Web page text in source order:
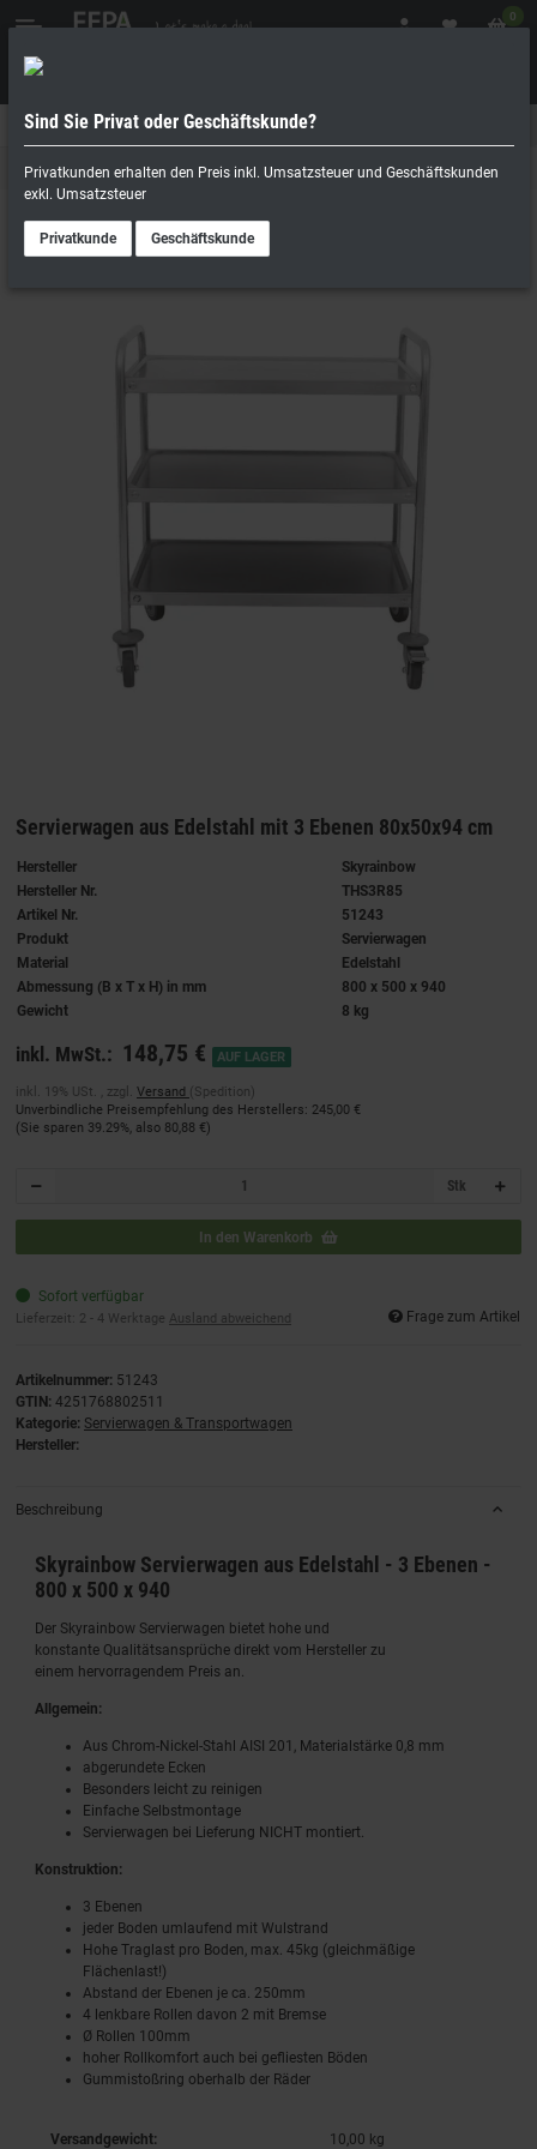
0
Geschäftskunde
Servierwagen & Transportwagen
Servierwagen aus Edelstahl mit 3 Ebenen 80x50x94 cm
Hersteller
Skyrainbow
Hersteller Nr.
THS3R85
Artikel Nr.
51243
Produkt
Servierwagen
Material
Edelstahl
Abmessung (B x T x H) in mm
800 x 500 x 940
Gewicht
8 kg
inkl. MwSt.: 148,75 € AUF LAGER
inkl. 19% USt. , zzgl. Versand (Spedition)
Unverbindliche Preisempfehlung des Herstellers: 245,00 €
(Sie sparen 39.29%, also 80,88 €)
Stk
In den Warenkorb
Sofort verfügbar
Lieferzeit: 2 - 4 Werktage Ausland abweichend Frage zum Artikel
Artikelnummer: 51243
GTIN: 4251768802511
Kategorie: Servierwagen & Transportwagen
Hersteller:
Beschreibung
Skyrainbow Servierwagen aus Edelstahl - 3 Ebenen -
800 x 500 x 940
Der Skyrainbow Servierwagen bietet hohe und
konstante Qualitätsansprüche direkt vom Hersteller zu
einem hervorragendem Preis an.
Allgemein:
Aus Chrom-Nickel-Stahl AISI 201, Materialstärke 0,8 mm
abgerundete Ecken
Besonders leicht zu reinigen
Einfache Selbstmontage
Servierwagen bei Lieferung NICHT montiert.
Konstruktion:
3 Ebenen
jeder Boden umlaufend mit Wulstrand
Hohe Traglast pro Boden, max. 45kg (gleichmäßige
Flächenlast!)
Abstand der Ebenen je ca. 250mm
4 lenkbare Rollen davon 2 mit Bremse
Ø Rollen 100mm
hoher Rollkomfort auch bei gefliesten Böden
Gummistoßring oberhalb der Räder
Versandgewicht: 10,00 kg
Sind Sie Privat oder Geschäftskunde?
Privatkunden erhalten den Preis inkl. Umsatzsteuer und Geschäftskunden
exkl. Umsatzsteuer
Privatkunde Geschäftskunde